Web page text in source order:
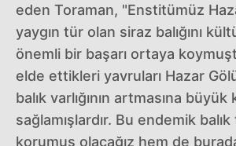
eden Toraman, "Enstitümüz
yaygın tür olan siraz balığını
önemli bir başarı ortaya
elde ettikleri yavruları Hazar
balık varlığının artmasına büyük
sağlamışlardır. Bu endemik
korumuş olacağız hem de